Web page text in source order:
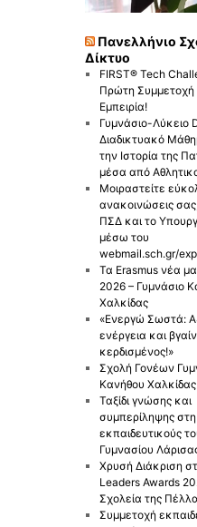
Πανελλήνιο
Δίκτυο
FIRST® Tech
Πρώτη
Εμπειρία!
Γυμνάσιο-Λύκειο
Διαδικτυακό
την Ιστορία της
μέσα από
Μοιραστείτε
ανακοινώσεις
ΠΣΔ και το
μέσω του
webmail.sch.gr/
Τα Erasmus νέα
2026 – Γυμνάσιο
Χαλκίδας
«Ενεργώ Σωστά:
ενέργεια και
κερδισμένος!»
Σχολή Γονέων
Κανήθου Χαλκίδας
Ταξίδι γνώσης και
συμπερίληψης στη
εκπαιδευτικούς
Γυμνασίου
Χρυσή Διάκριση
Leaders Awards
Σχολεία της
Συμμετοχή